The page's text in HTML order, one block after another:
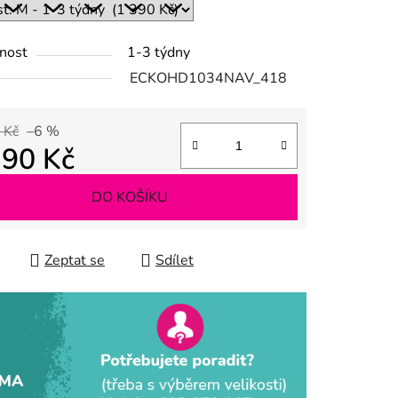
1-3 týdny
ECKOHD1034NAV_418
–6 %
Kč
DO KOŠÍKU
Zeptat se Sdílet